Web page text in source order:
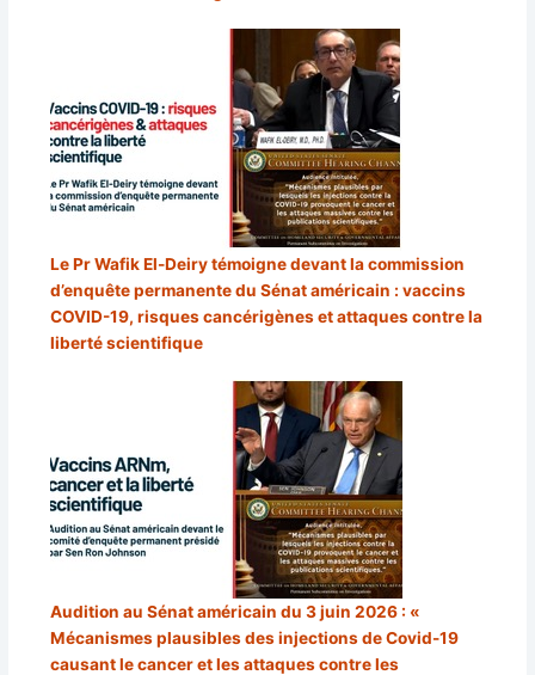
Le Pr Wafik El-Deiry témoigne devant la commission
d’enquête permanente du Sénat américain : vaccins
COVID-19, risques cancérigènes et attaques contre la
liberté scientifique
Audition au Sénat américain du 3 juin 2026 : «
Mécanismes plausibles des injections de Covid-19
causant le cancer et les attaques contre les